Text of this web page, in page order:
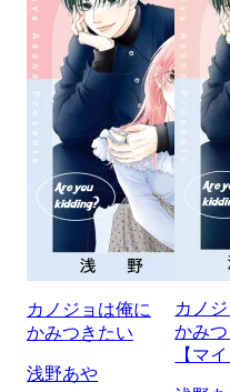
カノジョは俺に
かみつきたい
浅野あや
カノ
かみ
【マ